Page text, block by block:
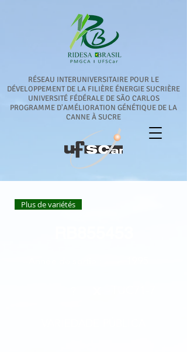
RÉSEAU INTERUNIVERSITAIRE POUR LE
DÉVELOPPEMENT DE LA FILIÈRE ÉNERGIE SUCRIÈRE
UNIVERSITÉ FÉDÉRALE DE SÃO CARLOS
PROGRAMME D'AMÉLIORATION GÉNÉTIQUE DE LA
CANNE À SUCRE
Plus de variétés